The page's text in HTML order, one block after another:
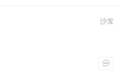
沙发